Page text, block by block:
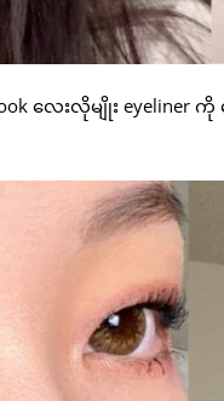
ေးလိုမျိုး eyeliner ကို